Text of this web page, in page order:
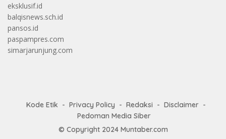
eksklusif.id
balqisnews.sch.id
pansos.id
paspampres.com
simarjarunjung.com
Kode Etik Privacy Policy Redaksi
Disclaimer
Pedoman Media Siber
© Copyright 2024 Muntaber.com